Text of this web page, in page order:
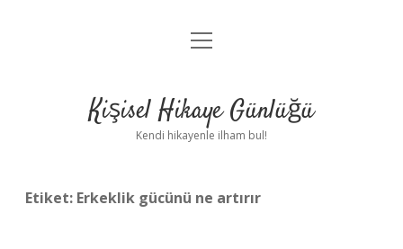
Anasayfa
Yasal Uyarı
menüyü
Kişisel Hikaye Günlüğü
Kendi hikayenle ilham bul!
Etiket: Erkeklik gücünü ne artırır